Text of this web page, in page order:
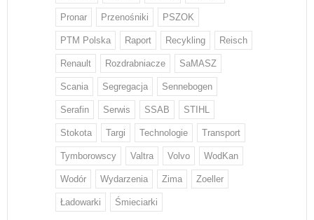
Pronar Przenośniki PSZOK
PTM Polska Raport Recykling Reisch
Renault Rozdrabniacze SaMASZ
Scania Segregacja Sennebogen
Serafin Serwis SSAB STIHL
Stokota Targi Technologie Transport
Tymborowscy Valtra Volvo WodKan
Wodór Wydarzenia Zima Zoeller
Ładowarki Śmieciarki